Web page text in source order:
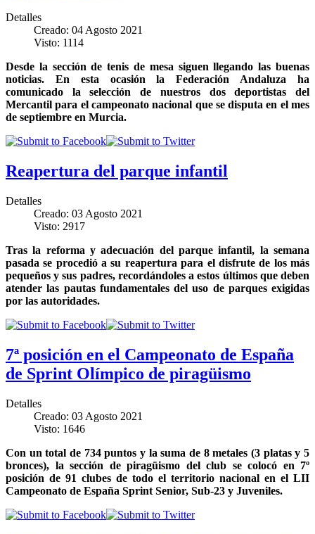
Detalles
Creado: 04 Agosto 2021
Visto: 1114
Desde la sección de tenis de mesa siguen llegando las buenas
noticias. En esta ocasión la Federación Andaluza ha
comunicado la selección de nuestros dos deportistas del
Mercantil para el campeonato nacional que se disputa en el mes
de septiembre en Murcia.
Reapertura del parque infantil
Detalles
Creado: 03 Agosto 2021
Visto: 2917
Tras la reforma y adecuación del parque infantil, la semana
pasada se procedió a su reapertura para el disfrute de los más
pequeños y sus padres, recordándoles a estos últimos que deben
atender las pautas fundamentales del uso de parques exigidas
por las autoridades.
7ª posición en el Campeonato de España
de Sprint Olímpico de piragüismo
Detalles
Creado: 03 Agosto 2021
Visto: 1646
Con un total de 734 puntos y la suma de 8 metales (3 platas y 5
bronces), la sección de piragüismo del club se colocó en 7º
posición de 91 clubes de todo el territorio nacional en el LII
Campeonato de España Sprint Senior, Sub-23 y Juveniles.